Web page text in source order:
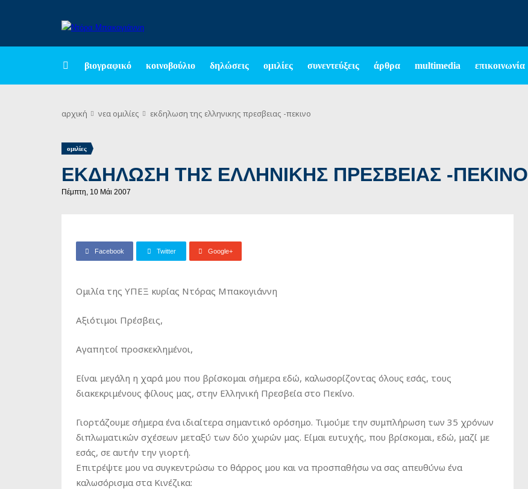
βιογραφικό κοινοβούλιο δηλώσεις ομιλίες συνεντεύξεις άρθρα multimedia επικοινωνία
αρχική νεα ομιλίες εκδηλωση της ελληνικης πρεσβειας -πεκινο
ομιλίες
ΕΚΔΗΛΩΣΗ ΤΗΣ ΕΛΛΗΝΙΚΗΣ ΠΡΕΣΒΕΙΑΣ -ΠΕΚΙΝΟ
Πέμπτη, 10 Μάι 2007
Facebook Twitter Google+
Ομιλία της ΥΠΕΞ κυρίας Ντόρας Μπακογιάννη
Αξιότιμοι Πρέσβεις,
Αγαπητοί προσκεκλημένοι,
Είναι μεγάλη η χαρά μου που βρίσκομαι σήμερα εδώ, καλωσορίζοντας όλους εσάς, τους
διακεκριμένους φίλους μας, στην Ελληνική Πρεσβεία στο Πεκίνο.
Γιορτάζουμε σήμερα ένα ιδιαίτερα σημαντικό ορόσημο. Τιμούμε την συμπλήρωση των 35 χρόνων
διπλωματικών σχέσεων μεταξύ των δύο χωρών μας. Είμαι ευτυχής, που βρίσκομαι, εδώ, μαζί με
εσάς, σε αυτήν την γιορτή.
Επιτρέψτε μου να συγκεντρώσω το θάρρος μου και να προσπαθήσω να σας απευθύνω ένα
καλωσόρισμα στα Κινέζικα: